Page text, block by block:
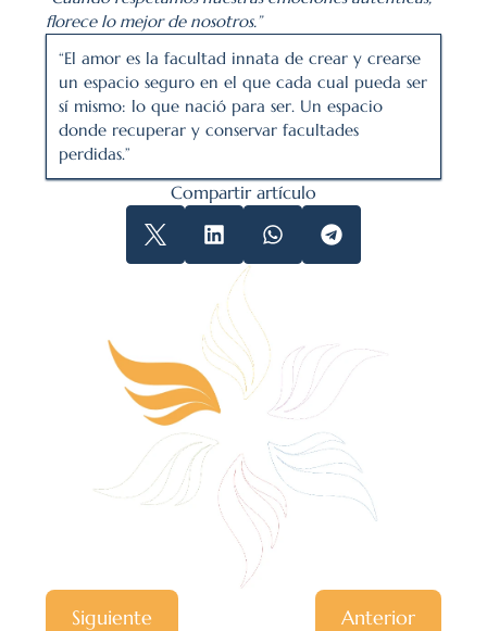
florece lo mejor de nosotros.”
“El amor es la facultad innata de crear y crearse
un espacio seguro en el que cada cual pueda ser
sí mismo: lo que nació para ser. Un espacio
donde recuperar y conservar facultades
perdidas.”
Compartir artículo
Siguiente Anterior